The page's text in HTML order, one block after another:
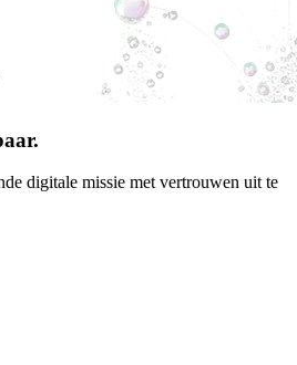
digitale missie met vertrouwen uit te